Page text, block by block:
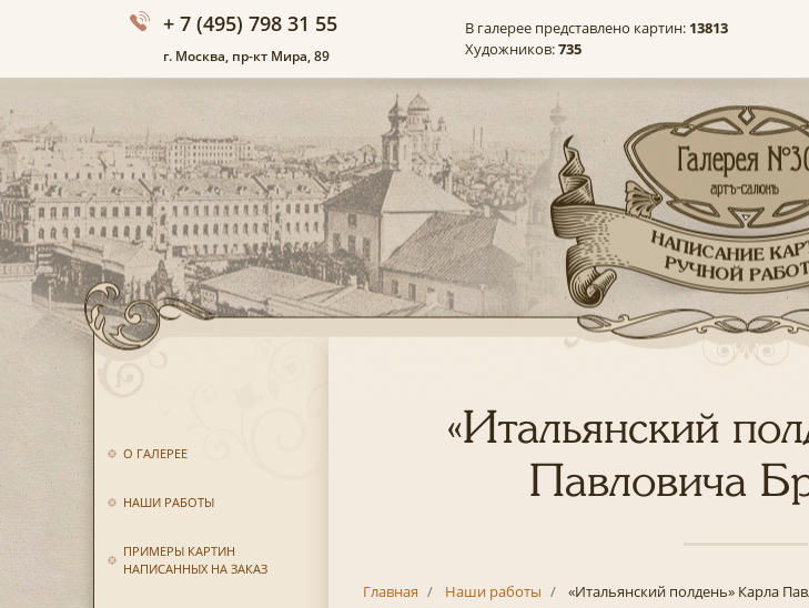
+ 7 (495) 798 31 55
г. Москва, пр-кт Мира, 89
В галерее представлено картин: 13813
Художников:735
О ГАЛЕРЕЕ
НАШИ РАБОТЫ
ПРИМЕРЫ КАРТИН
НАПИСАННЫХ НА ЗАКАЗ
«Итальянский
Павловича
Главная Наши работы «Итальянский полдень» Карла